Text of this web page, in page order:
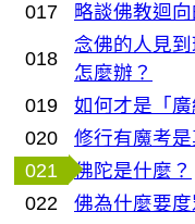
017 略談佛教迴向
018
念佛的人見
怎麼辦？
019 如何才是「廣
020
修行有魔考是
021
佛陀是什麼？
022
佛為什麼要度